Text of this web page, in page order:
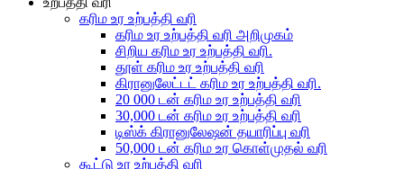
கரிம உர உற்பத்தி வரி
கரிம உர உற்பத்தி வரி அறிமுகம்
சிறிய கரிம உர உற்பத்தி வரி.
தூள் கரிம உர உற்பத்தி வரி
கிரானுலேட்டட் கரிம உர உற்பத்தி வரி.
20 000 டன் கரிம உர உற்பத்தி வரி
30,000 டன் கரிம உர உற்பத்தி வரி
டிஸ்க் கிரானுலேஷன் தயாரிப்பு வரி
50,000 டன் கரிம உர கொள்முதல் வரி
கூட்டு உர உற்பத்தி வரி